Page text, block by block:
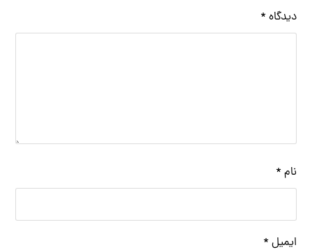
دیدگاه *
نام *
ایمیل *